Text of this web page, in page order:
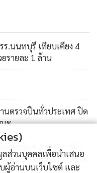
ร.นนทบุรี เทียบเคียง 4
รายละ 1 ล้าน
นตรวจปืนทั่วประเทศ ปิด
ะ
สัมพันธ์ 2 ชาติ การค้า
ติ รับปากเดินหน้า ปชต.
ลส่วนบุคคลเพื่อนำเสนอ
อ่านบนเว็บไซต์ และ